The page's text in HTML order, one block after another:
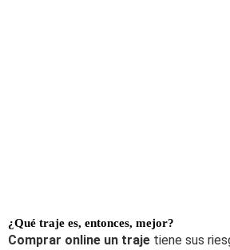
¿Qué traje es, entonces, mejor?
Comprar online un traje tiene sus